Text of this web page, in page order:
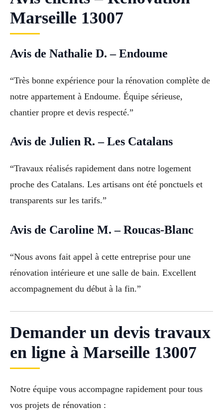
Marseille 13007
Avis de Nathalie D. – Endoume
“Très bonne expérience pour la rénovation complète de
notre appartement à Endoume. Équipe sérieuse,
chantier propre et devis respecté.”
Avis de Julien R. – Les Catalans
“Travaux réalisés rapidement dans notre logement
proche des Catalans. Les artisans ont été ponctuels et
transparents sur les tarifs.”
Avis de Caroline M. – Roucas-Blanc
“Nous avons fait appel à cette entreprise pour une
rénovation intérieure et une salle de bain. Excellent
accompagnement du début à la fin.”
Demander un devis travaux
en ligne à Marseille 13007
Notre équipe vous accompagne rapidement pour tous
vos projets de rénovation :